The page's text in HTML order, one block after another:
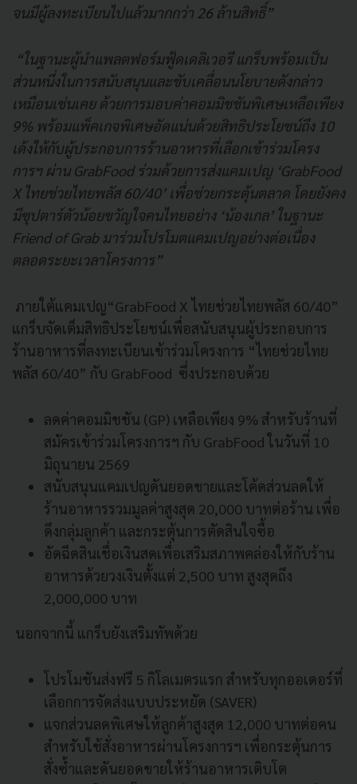
จนมีผู้ลงทะเบียนไปแล้วมากกว่า 26 ล้านสิทธิ์”
“ในฐานะผู้นำแพลตฟอร์มฟู้ดเดลิเวอรี แกร็บพร้อมเป็น
ส่วนหนึ่งในการสนับสนุนและขับเคลื่อนนโยบายดังกล่าว
เหมือนเช่นเคย ด้วยการมอบค่าคอมมิชชันพิเศษเหลือเพียง
9% พร้อมแพ็คเกจพิเศษอัดแน่นด้วยสิทธิประโยชน์ถึง 10
เด้งให้กับผู้ประกอบการร้านอาหารที่เลือกเข้าร่วมโครง
การฯ ผ่าน GrabFood ร่วมด้วยการส่งแคมเปญ ‘GrabFood
X ไทยช่วยไทยพลัส 60/40’ เพื่อช่วยกระตุ้นตลาด โดยยังคง
มีซุปตาร์ตัวน้อยขวัญใจคนไทยอย่าง ‘น้องเกล’ ในฐานะ
Friend of Grab มาร่วมโปรโมตแคมเปญอย่างต่อเนื่อง
ตลอดระยะเวลาโครงการ”
ภายใต้แคมเปญ“GrabFood X ไทยช่วยไทยพลัส 60/40”
แกร็บจัดเต็มสิทธิประโยชน์เพื่อสนับสนุนผู้ประกอบการ
ร้านอาหารที่ลงทะเบียนเข้าร่วมโครงการ “ไทยช่วยไทย
พลัส 60/40” กับ GrabFood ซึ่งประกอบด้วย
ลดค่าคอมมิชชัน (GP) เหลือเพียง 9% สำหรับร้านที่
สมัครเข้าร่วมโครงการฯ กับ GrabFood ในวันที่ 10
มิถุนายน 2569
สนับสนุนแคมเปญดันยอดขายและโค้ดส่วนลดให้
ร้านอาหารรวมมูลค่าสูงสุด 20,000 บาทต่อร้าน เพื่อ
ดึงกลุ่มลูกค้า และกระตุ้นการตัดสินใจซื้อ
อัดฉีดสินเชื่อเงินสดเพื่อเสริมสภาพคล่องให้กับร้าน
อาหารด้วยวงเงินตั้งแต่ 2,500 บาท สูงสุดถึง
2,000,000 บาท
นอกจากนี้ แกร็บยังเสริมทัพด้วย
โปรโมชันส่งฟรี 5 กิโลเมตรแรก สำหรับทุกออเดอร์ที่
เลือกการจัดส่งแบบประหยัด (SAVER)
แจกส่วนลดพิเศษให้ลูกค้าสูงสุด 12,000 บาทต่อคน
สำหรับใช้สั่งอาหารผ่านโครงการฯ เพื่อกระตุ้นการ
สั่งซ้ำและดันยอดขายให้ร้านอาหารเติบโต